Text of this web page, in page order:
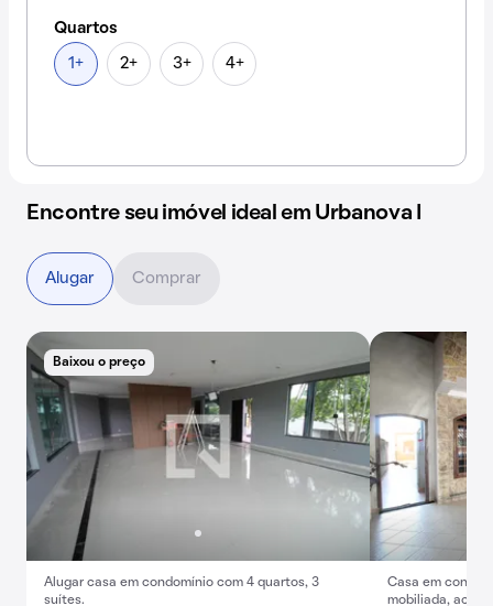
Quartos
1+ 2+ 3+ 4+
Encontre seu imóvel ideal em Urbanova I
Baixou o preço
Alugar casa em condomínio com 4 quartos, 3
suítes.
Casa em
mobiliada,
Alugar Comprar